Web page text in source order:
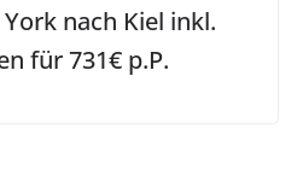
nach Kiel inkl.
für 731€ p.P.